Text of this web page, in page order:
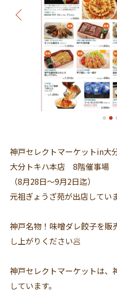
神戸セレクトマーケットin大
大分トキハ本店 8階催事場
（8月28日〜9月2日迄）
元祖ぎょうざ苑が出店してい
神戸名物！味噌ダレ餃子を販
し上がりください🥟
神戸セレクトマーケットは、
しています。